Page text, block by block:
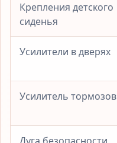
Крепления детского
сиденья
Усилители в дверях
Усилитель тормозов